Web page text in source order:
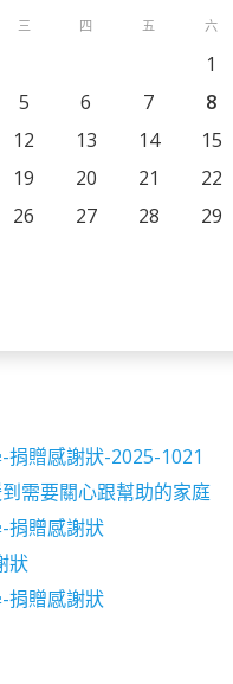
三 四 五 六
1
5 6 7 8
12 13 14 15
19 20 21 22
26 27 28 29
捐贈感謝狀-2025-1021
需要關心跟幫助的家庭
捐贈感謝狀
狀
捐贈感謝狀